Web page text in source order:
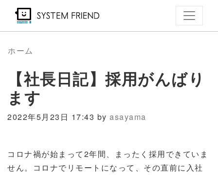
ン
コ
に
ホーム
【社長日記】採用がんばり
ます
2022年5月23日 17:43 by asayama
コロナ禍が始まって2年間、まったく採用できていま
せん。コロナでリモートになって、その直前に入社